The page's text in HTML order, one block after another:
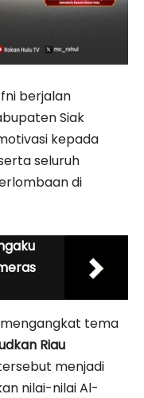
berjalan
Siak
kepada
seluruh
di
mengangkat tema
Riau
menjadi
nilai-nilai Al-